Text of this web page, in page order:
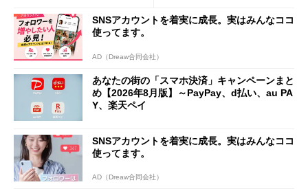
SNSアカウントを着実に成長。実はみんなココ
使ってます。
AD（Dreaw合同会社）
あなたの街の「スマホ決済」キャンペーンまと
め【2026年8月版】～PayPay、d払い、au PA
Y、楽天ペイ
SNSアカウントを着実に成長。実はみんなココ
使ってます。
AD（Dreaw合同会社）